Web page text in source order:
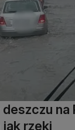
na
rzeki